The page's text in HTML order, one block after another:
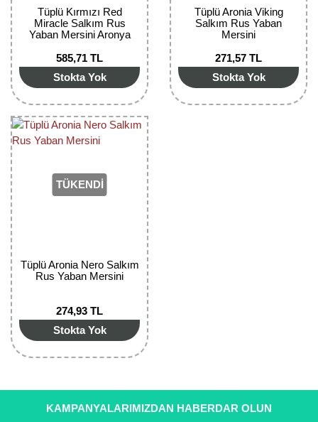
Tüplü Kırmızı Red
Miracle Salkım Rus
Yaban Mersini Aronya
585,71 TL
Stokta Yok
Tüplü Aronia Viking
Salkım Rus Yaban
Mersini
271,57 TL
Stokta Yok
TÜKENDİ
Tüplü Aronia Nero Salkım
Rus Yaban Mersini
274,93 TL
Stokta Yok
KAMPANYALARIMIZDAN HABERDAR OLUN
Longan Fidanı
Mango Fidanı
Murt Fidanı
Muşmula Fidanı
Nar Fidanı
Nektarin Fidanı
Papaya Fidanı
Pitaya Fidanı